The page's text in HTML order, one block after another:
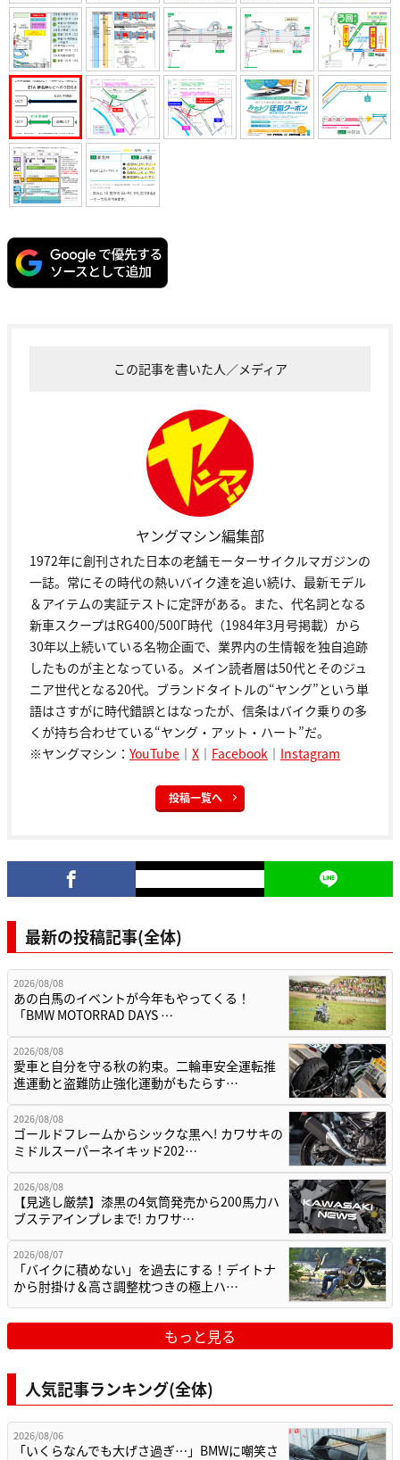
この記事を書いた人／メディア
ヤングマシン編集部
1972年に創刊された日本の老舗モーターサイクルマガジンの
一誌。常にその時代の熱いバイク達を追い続け、最新モデル
＆アイテムの実証テストに定評がある。また、代名詞となる
新車スクープはRG400/500Γ時代（1984年3月号掲載）から
30年以上続いている名物企画で、業界内の生情報を独自追跡
したものが主となっている。メイン読者層は50代とそのジュ
ニア世代となる20代。ブランドタイトルの“ヤング”という単
語はさすがに時代錯誤とはなったが、信条はバイク乗りの多
くが持ち合わせている“ヤング・アット・ハート”だ。
※ヤングマシン： YouTube ｜ X ｜ Facebook ｜ Instagram
投稿一覧へ
最新の投稿記事(全体)
2026/08/08
あの白馬のイベントが今年もやってくる！
「BMW MOTORRAD DAYS …
2026/08/08
愛車と自分を守る秋の約束。二輪車安全運転推
進運動と盗難防止強化運動がもたらす…
2026/08/08
ゴールドフレームからシックな黒へ! カワサキの
ミドルスーパーネイキッド202…
2026/08/08
【見逃し厳禁】漆黒の4気筒発売から200馬力ハ
ブステアインプレまで! カワサ…
2026/08/07
「バイクに積めない」を過去にする！デイトナ
から肘掛け＆高さ調整枕つきの極上ハ…
もっと見る
人気記事ランキング(全体)
2026/08/06
「いくらなんでも大げさ過ぎ…」BMWに嘲笑さ